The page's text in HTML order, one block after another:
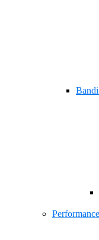
Performance